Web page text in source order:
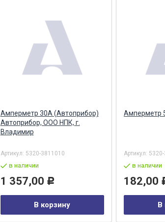
Амперметр 30А (Автоприбор)
Автоприбор, ООО НПК, г.
Владимир
Артикул: 5320-3811010
в наличии
1 357,00 Р
В корзину
Амперметр
Артикул:
в наличии
182,00
В